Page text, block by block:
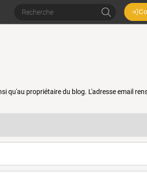
qu'au propriétaire du blog. L'adresse email